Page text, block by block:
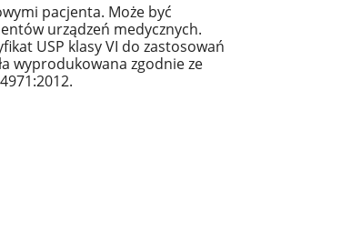
Elastic 50A Formlabs - Kartridż 1L
922,50 zł
Żywica Flexible
pacjenta. Może być
urządzeń medycznych.
USP klasy VI do zastosowań
wyprodukowana zgodnie ze